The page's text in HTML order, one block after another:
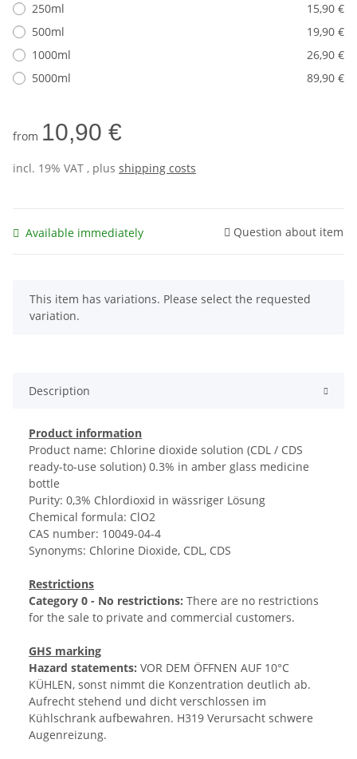
250ml
15,90 €
500ml
19,90 €
1000ml
26,90 €
5000ml
89,90 €
from 10,90 €
incl. 19% VAT , plus shipping costs
Available immediately Question about item
x
This item has variations. Please select the requested
variation.
Description
Product information
Product name: Chlorine dioxide solution (CDL / CDS
ready-to-use solution) 0.3% in amber glass medicine
bottle
Purity: 0,3% Chlordioxid in wässriger Lösung
Chemical formula: ClO2
CAS number: 10049-04-4
Synonyms: Chlorine Dioxide, CDL, CDS
Restrictions
Category 0 - No restrictions: There are no restrictions
for the sale to private and commercial customers.
GHS marking
Hazard statements: VOR DEM ÖFFNEN AUF 10°C
KÜHLEN, sonst nimmt die Konzentration deutlich ab.
Aufrecht stehend und dicht verschlossen im
Kühlschrank aufbewahren. H319 Verursacht schwere
Augenreizung.